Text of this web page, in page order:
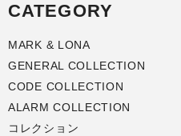
CATEGORY
MARK & LONA
GENERAL COLLECTION
CODE COLLECTION
ALARM COLLECTION
コレクション